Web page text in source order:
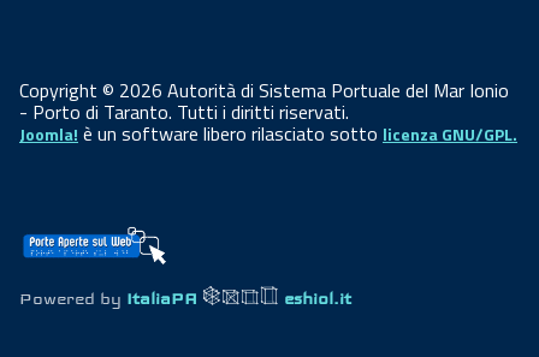
Copyright © 2026 Autorità di Sistema Portuale del Mar Ionio
- Porto di Taranto. Tutti i diritti riservati.
Joomla! è un software libero rilasciato sotto licenza GNU/GPL.
Powered by ItaliaPA eshiol.it